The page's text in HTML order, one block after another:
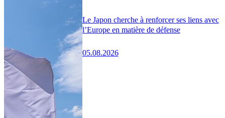
Le Japon cherche à renforcer ses liens avec
l’Europe en matière de défense
05.08.2026